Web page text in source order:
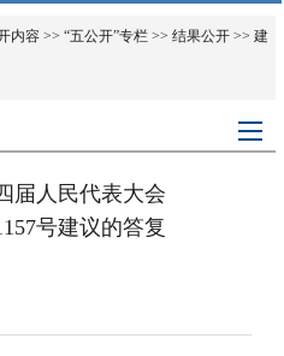
内容>> “五公开”专栏>> 结果公开>> 建
届人民代表大会
号建议的答复